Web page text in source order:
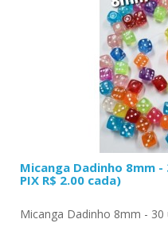
Micanga Dadinho 8mm
PIX R$ 2.00 cada)
Micanga Dadinho 8mm - 30